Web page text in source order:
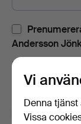
Andersson
Med bl.a.
nyheter. Om du
prenumerationen.
Vi
Denna
Vissa